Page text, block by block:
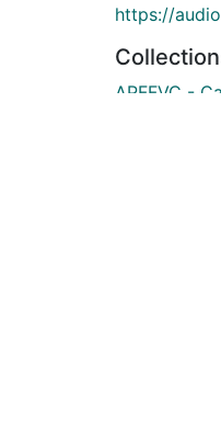
https://
APFFVC -